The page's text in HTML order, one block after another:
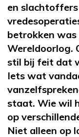
en
betrokken was
Wereldoorlog.
stil bij feit dat
Iets wat
staat. Wie wil
op
Niet alleen op